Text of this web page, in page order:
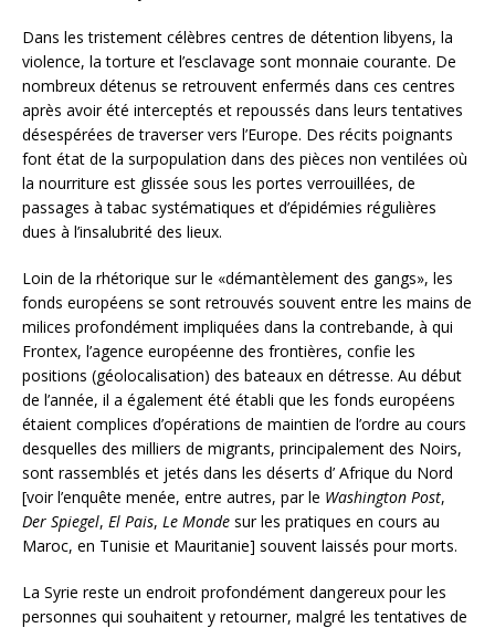
Dans les tristement célèbres centres de détention libyens, la
violence, la torture et l’esclavage sont monnaie courante. De
nombreux détenus se retrouvent enfermés dans ces centres
après avoir été interceptés et repoussés dans leurs tentatives
désespérées de traverser vers l’Europe. Des récits poignants
font état de la surpopulation dans des pièces non ventilées où
la nourriture est glissée sous les portes verrouillées, de
passages à tabac systématiques et d’épidémies régulières
dues à l’insalubrité des lieux.
Loin de la rhétorique sur le «démantèlement des gangs», les
fonds européens se sont retrouvés souvent entre les mains de
milices profondément impliquées dans la contrebande, à qui
Frontex, l’agence européenne des frontières, confie les
positions (géolocalisation) des bateaux en détresse. Au début
de l’année, il a également été établi que les fonds européens
étaient complices d’opérations de maintien de l’ordre au cours
desquelles des milliers de migrants, principalement des Noirs,
sont rassemblés et jetés dans les déserts d’ Afrique du Nord
[voir l’enquête menée, entre autres, par le Washington Post,
Der Spiegel, El Pais, Le Monde sur les pratiques en cours au
Maroc, en Tunisie et Mauritanie] souvent laissés pour morts.
La Syrie reste un endroit profondément dangereux pour les
personnes qui souhaitent y retourner, malgré les tentatives de